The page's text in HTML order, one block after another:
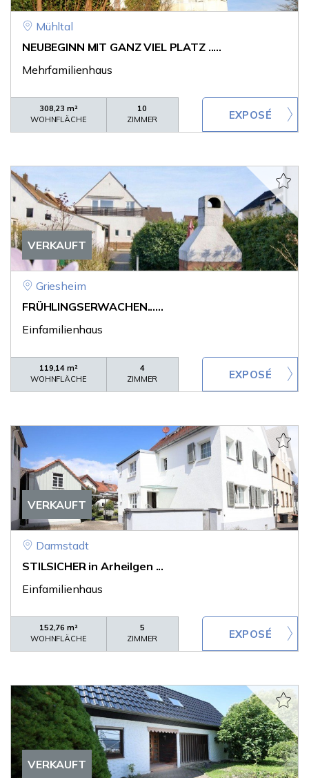
Mühltal
NEUBEGINN MIT GANZ VIEL PLATZ .....
Mehrfamilienhaus
308,23 m²
WOHNFLÄCHE
10
ZIMMER
VERKAUFT
Griesheim
FRÜHLINGSERWACHEN......
Einfamilienhaus
119,14 m²
WOHNFLÄCHE
4
ZIMMER
VERKAUFT
Darmstadt
STILSICHER in Arheilgen ...
Einfamilienhaus
152,76 m²
WOHNFLÄCHE
5
ZIMMER
VERKAUFT